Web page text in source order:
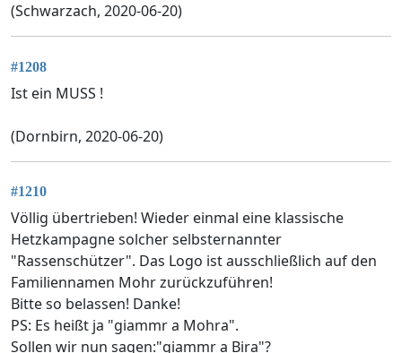
(Schwarzach, 2020-06-20)
#1208
Ist ein MUSS !
(Dornbirn, 2020-06-20)
#1210
Völlig übertrieben! Wieder einmal eine klassische
Hetzkampagne solcher selbsternannter
"Rassenschützer". Das Logo ist ausschließlich auf den
Familiennamen Mohr zurückzuführen!
Bitte so belassen! Danke!
PS: Es heißt ja "giammr a Mohra".
Sollen wir nun sagen:"giammr a Bira"?